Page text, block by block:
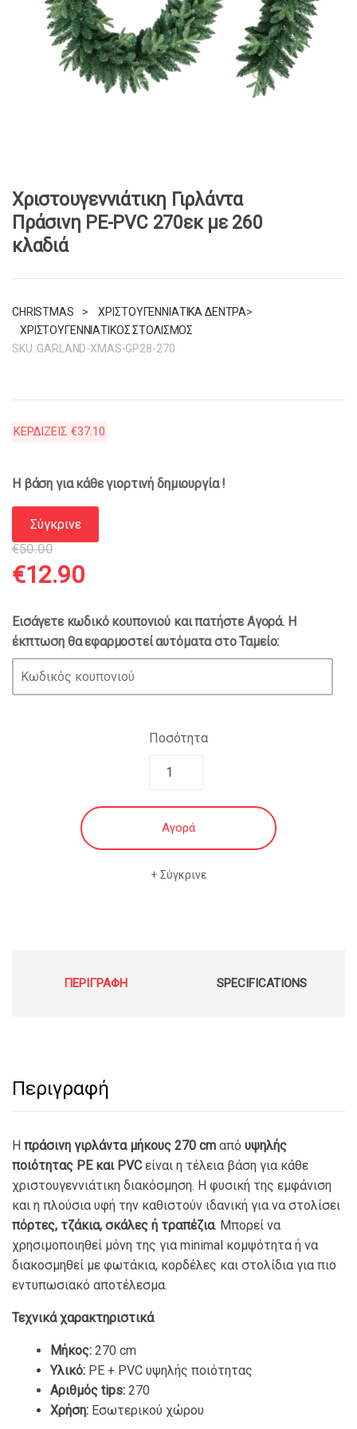
Χριστουγεννιάτικη Γιρλάντα
Πράσινη PE-PVC 270εκ με 260
κλαδιά
CHRISTMAS > ΧΡΙΣΤΟΥΓΕΝΝΙΑΤΙΚΑ ΔΕΝΤΡΑ>
ΧΡΙΣΤΟΥΓΕΝΝΙΑΤΙΚΟΣ ΣΤΟΛΙΣΜΟΣ
SKU: GARLAND-XMAS-GP28-270
ΚΕΡΔΙΖΕΙΣ €37.10
Η βάση για κάθε γιορτινή δημιουργία !
Σύγκρινε
€50.00
Original
price
was:
€50.00.
€12.90Η
τρέχουσα
τιμή
είναι:
€12.90.
Εισάγετε κωδικό κουπονιού και πατήστε Αγορά. Η
έκπτωση θα εφαρμοστεί αυτόματα στο Ταμείο:
Ποσότητα
Αγορά
Σύγκρινε
ΠΕΡΙΓΡΑΦΉ SPECIFICATIONS
Περιγραφή
Η πράσινη γιρλάντα μήκους 270 cm από υψηλής
ποιότητας PE και PVC είναι η τέλεια βάση για κάθε
χριστουγεννιάτικη διακόσμηση. Η φυσική της εμφάνιση
και η πλούσια υφή την καθιστούν ιδανική για να στολίσει
πόρτες, τζάκια, σκάλες ή τραπέζια. Μπορεί να
χρησιμοποιηθεί μόνη της για minimal κομψότητα ή να
διακοσμηθεί με φωτάκια, κορδέλες και στολίδια για πιο
εντυπωσιακό αποτέλεσμα.
Τεχνικά χαρακτηριστικά
Μήκος: 270 cm
Υλικό: PE + PVC υψηλής ποιότητας
Αριθμός tips: 270
Χρήση: Εσωτερικού χώρου